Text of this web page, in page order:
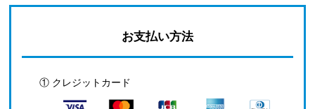
お支払い方法
① クレジットカード